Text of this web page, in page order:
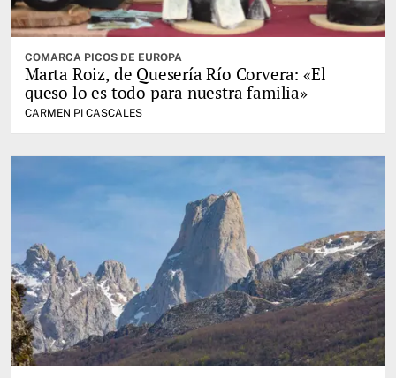
COMARCA PICOS DE EUROPA
Marta Roiz, de Quesería Río Corvera: «El
queso lo es todo para nuestra familia»
CARMEN PI CASCALES